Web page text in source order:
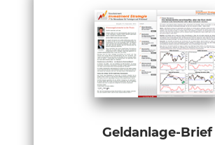
Geldanlage-Brief